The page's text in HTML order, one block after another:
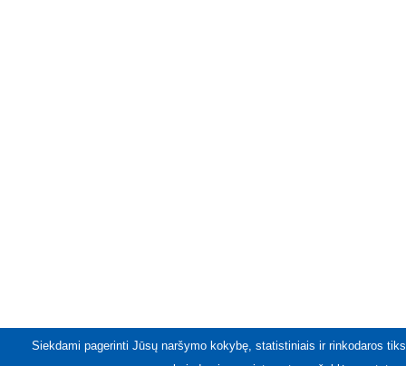
Siekdami pagerinti Jūsų naršymo kokybę, statistiniais ir rinkodaros